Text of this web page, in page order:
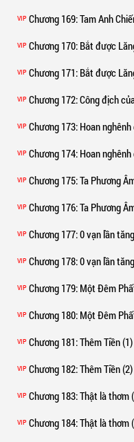
VIP Chương 169: Tam Anh
VIP Chương 170: Bắt được
VIP Chương 171: Bắt được
VIP Chương 172: Công địch
VIP Chương 173: Hoan
VIP Chương 174: Hoan
VIP Chương 175: Ta Phương
VIP Chương 176: Ta Phương
VIP Chương 177: 0 vạn lần
VIP Chương 178: 0 vạn lần
VIP Chương 179: Một Đêm Phất
VIP Chương 180: Một Đêm Phất
VIP Chương 181: Thêm Tiền (1)
VIP Chương 182: Thêm Tiền (2)
VIP Chương 183: Thật là thơm
VIP Chương 184: Thật là thơm